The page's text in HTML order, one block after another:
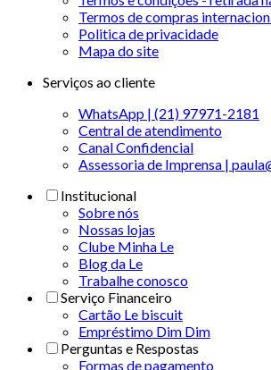
Termos de compras
Politica de privacidade
Mapa do site
Serviços ao cliente
WhatsApp | (21) 97971-2181
Central de atendimento
Canal Confidencial
Assessoria de Imprensa |
Institucional
Sobre nós
Nossas lojas
Clube Minha Le
Blog da Le
Trabalhe conosco
Serviço Financeiro
Cartão Le biscuit
Empréstimo Dim Dim
Perguntas e Respostas
Formas de pagamento